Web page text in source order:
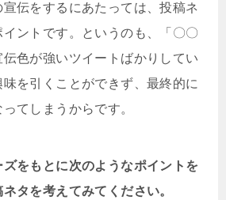
伝をするにあたっては、投稿ネ
ントです。というのも、「〇〇
色が強いツイートばかりしてい
を引くことができず、最終的に
てしまうからです。
ズをもとに次のようなポイントを
タを考えてみてください。